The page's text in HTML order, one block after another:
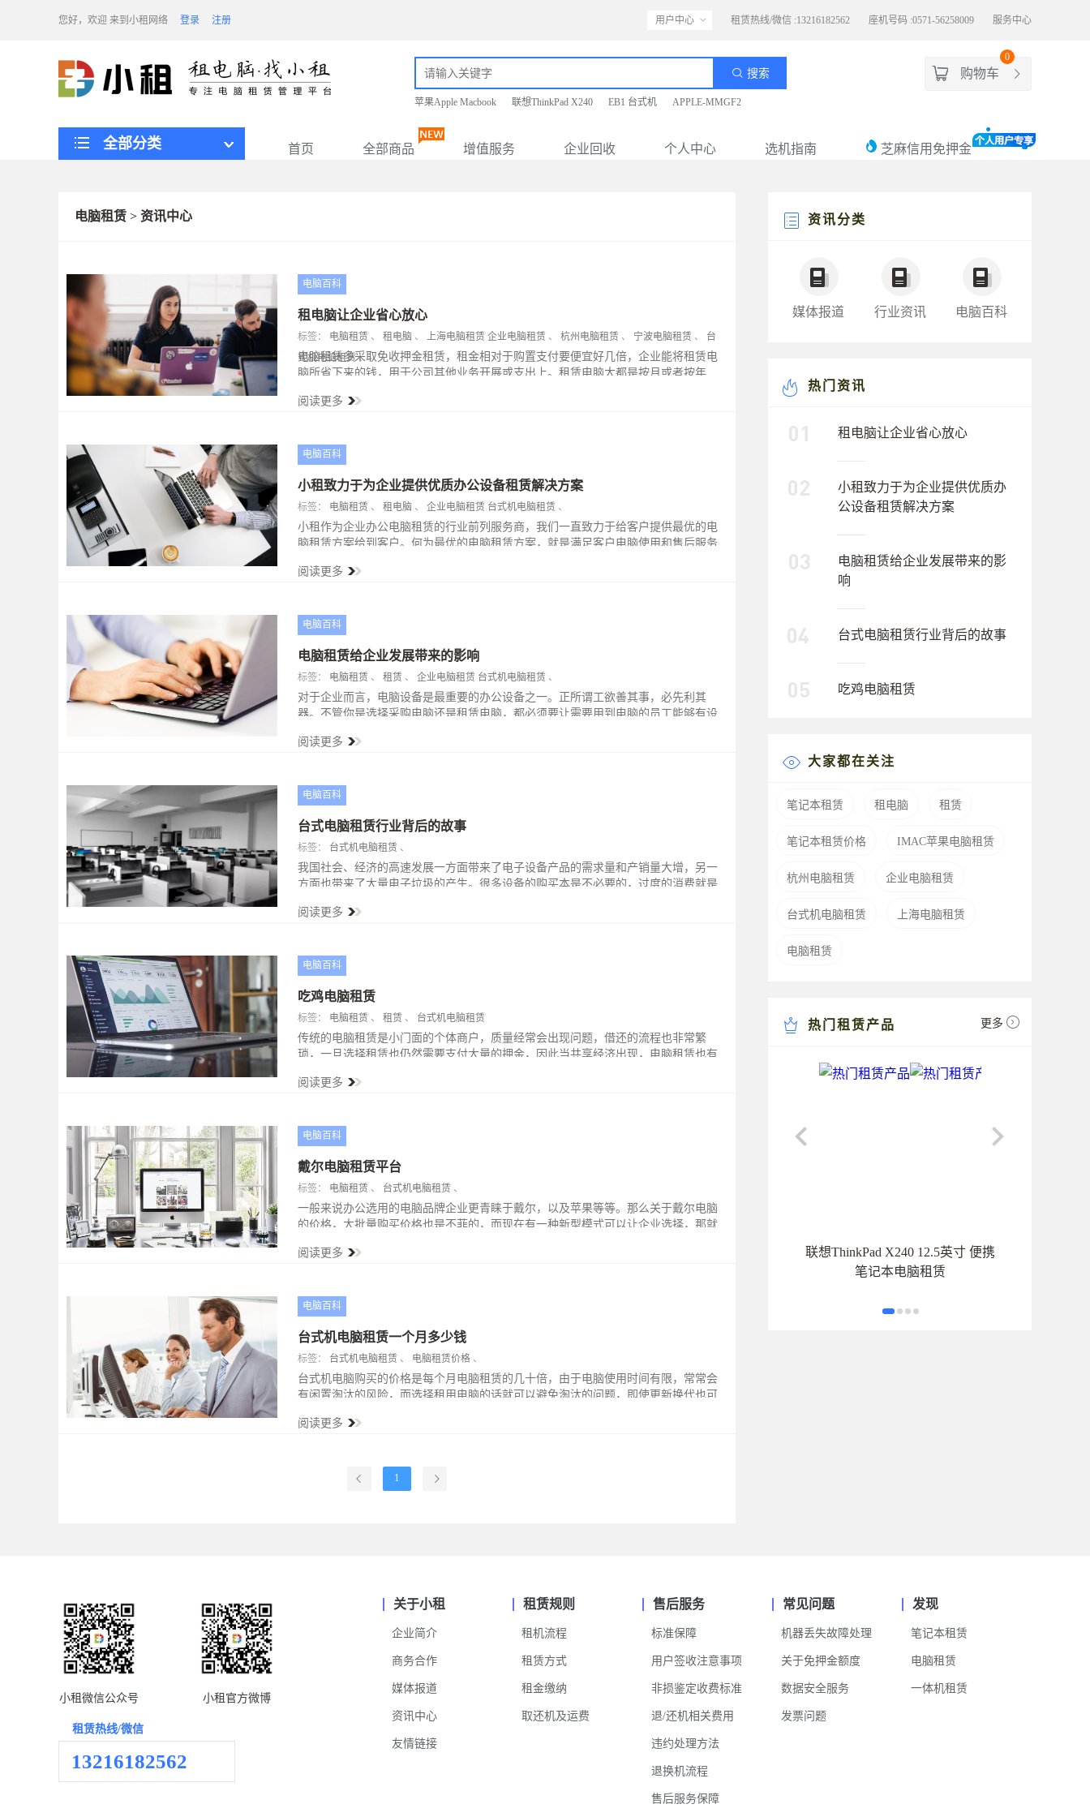
您好，欢迎 来到小租网络 登录 注册 用户中心 租赁热线/微信 :13216182562 座机号码 :0571-56258009 服务中心
搜索
苹果Apple Macbook 联想ThinkPad X240 EB1 台式机 APPLE-MMGF2
购物车
0
全部分类 首页 全部商品 增值服务 企业回收 个人中心 选机指南 芝麻信用免押金
电脑租赁 > 资讯中心
电脑百科
租电脑让企业省心放心
标签： 电脑租赁 、 租电脑 、 上海电脑租赁 企业电脑租赁 、 杭州电脑租赁 、 宁波电脑租赁 、 台
式机电脑租赁、
电脑租赁多采取免收押金租赁，租金相对于购置支付要便宜好几倍，企业能将租赁电
脑所省下来的钱，用于公司其他业务开展或支出上。租赁电脑大都是按月或者按年
置电脑应对办公需要，并且不需要考虑维护与折旧问题。无需公司安排专业人员进行
阅读更多
电脑百科
小租致力于为企业提供优质办公设备租赁解决方案
标签： 电脑租赁 、 租电脑 、 企业电脑租赁 台式机电脑租赁 、
小租作为企业办公电脑租赁的行业前列服务商，我们一直致力于给客户提供最优的电
脑租赁方案给到客户。何为最优的电脑租赁方案，就是满足客户电脑使用和售后服务
阅读更多
电脑百科
电脑租赁给企业发展带来的影响
标签： 电脑租赁 、 租赁 、 企业电脑租赁 台式机电脑租赁 、
对于企业而言，电脑设备是最重要的办公设备之一。正所谓工欲善其事，必先利其
器。不管你是选择采购电脑还是租赁电脑，都必须要让需要用到电脑的员工能够有设
阅读更多
电脑百科
台式电脑租赁行业背后的故事
标签： 台式机电脑租赁 、
我国社会、经济的高速发展一方面带来了电子设备产品的需求量和产销量大增，另一
方面也带来了大量电子垃圾的产生。很多设备的购买本是不必要的，过度的消费就是
阅读更多
电脑百科
吃鸡电脑租赁
标签： 电脑租赁 、 租赁 、 台式机电脑租赁
传统的电脑租赁是小门面的个体商户，质量经常会出现问题，借还的流程也非常繁
琐，一旦选择租赁也仍然需要支付大量的押金，因此当共享经济出现，电脑租赁也有
电脑，下单即可发货，随租随还。吃鸡电脑租赁哪个好，可以根据需求来选择电脑品
阅读更多
电脑百科
戴尔电脑租赁平台
标签： 电脑租赁 、 台式机电脑租赁 、
一般来说办公选用的电脑品牌企业更青睐于戴尔，以及苹果等等。那么关于戴尔电脑
的价格，大批量购买价格也是不菲的，而现在有一种新型模式可以让企业选择，那就
阅读更多
电脑百科
台式机电脑租赁一个月多少钱
标签： 台式机电脑租赁 、 电脑租赁价格 、
台式机电脑购买的价格是每个月电脑租赁的几十倍，由于电脑使用时间有限，常常会
有闲置淘汰的风险，而选择租用电脑的话就可以避免淘汰的问题，即使更新换代也可
压力使用电脑，可以轻资产运营！
阅读更多
1
资讯分类
媒体报道 行业资讯 电脑百科
热门资讯
租电脑让企业省心放心
小租致力于为企业提供优质办
公设备租赁解决方案
电脑租赁给企业发展带来的影
响
台式电脑租赁行业背后的故事
吃鸡电脑租赁
大家都在关注
笔记本租赁 租电脑 租赁
笔记本租赁价格 IMAC苹果电脑租赁
杭州电脑租赁 企业电脑租赁
台式机电脑租赁 上海电脑租赁
电脑租赁
热门租赁产品 更多
联想ThinkPad X240 12.5英寸 便携
笔记本电脑租赁
关于小租
企业简介
商务合作
媒体报道
资讯中心
友情链接
租赁规则
租机流程
租赁方式
租金缴纳
取还机及运费
售后服务
标准保障
用户签收注意事项
非损鉴定收费标准
退/还机相关费用
违约处理方法
退换机流程
售后服务保障
常见问题
机器丢失故障处理
关于免押金额度
数据安全服务
发票问题
发现
笔记本租赁
电脑租赁
一体机租赁
小租微信公众号
小租官方微博
租赁热线/微信
13216182562